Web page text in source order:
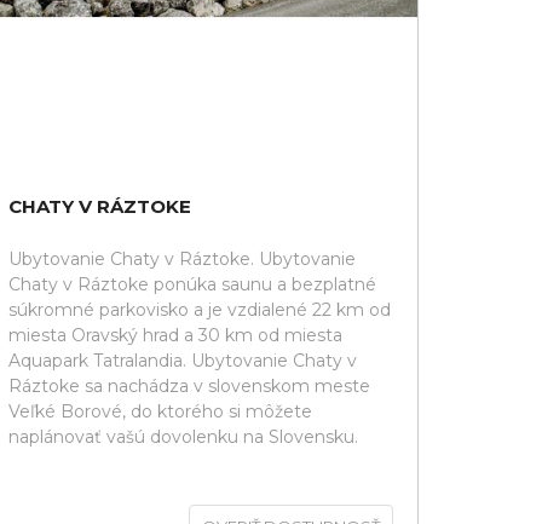
CHATY V RÁZTOKE
Ubytovanie Chaty v Ráztoke. Ubytovanie
Chaty v Ráztoke ponúka saunu a bezplatné
súkromné parkovisko a je vzdialené 22 km od
miesta Oravský hrad a 30 km od miesta
Aquapark Tatralandia. Ubytovanie Chaty v
Ráztoke sa nachádza v slovenskom meste
Veľké Borové, do ktorého si môžete
naplánovať vašú dovolenku na Slovensku.